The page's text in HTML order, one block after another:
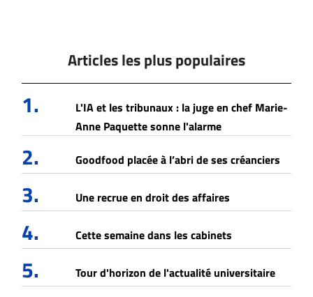
Articles les plus populaires
1.
L'IA et les tribunaux : la juge en chef Marie-
Anne Paquette sonne l'alarme
2. Goodfood placée à l’abri de ses créanciers
3. Une recrue en droit des affaires
4. Cette semaine dans les cabinets
5. Tour d'horizon de l'actualité universitaire